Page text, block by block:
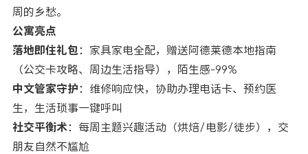
周的乡愁。
公寓亮点
落地即住礼包 ：家具家电全配，赠送阿德莱德本地指南
（公交卡攻略、周边生活指导），陌生感-99%
中文管家守护 ：维修响应快，协助办理电话卡、预约医
生，生活琐事一键呼叫
社交平衡术 ：每周主题兴趣活动（烘焙/电影/徒步），交
朋友自然不尴尬